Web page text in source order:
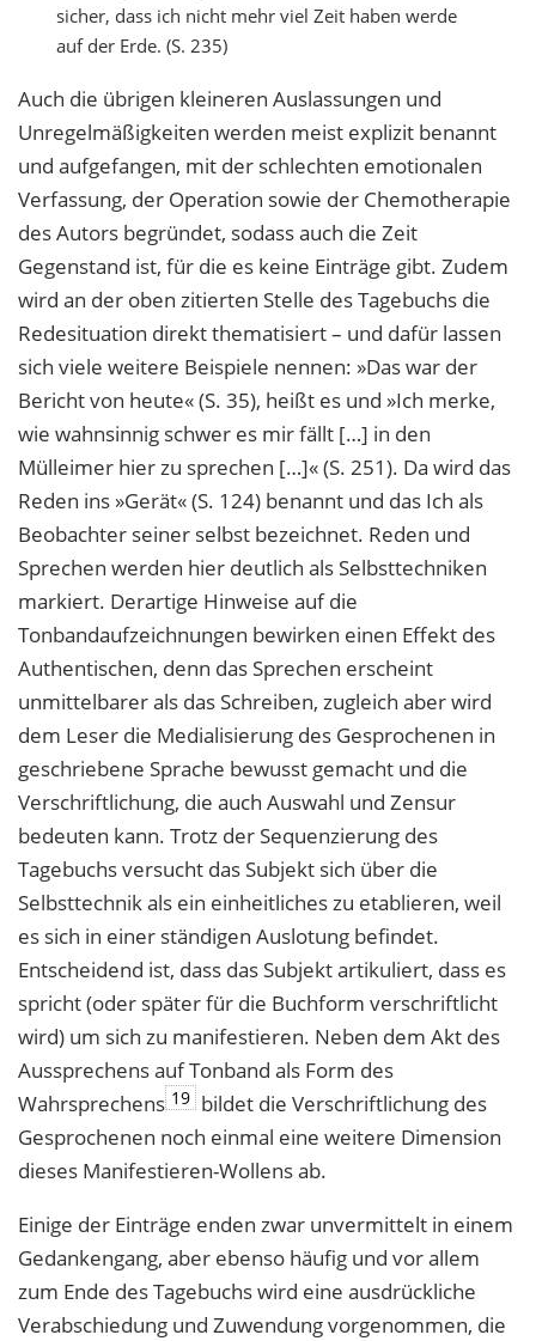
sicher, dass ich nicht mehr viel Zeit haben werde
auf der Erde. (S. 235)
Auch die übrigen kleineren Auslassungen und
Unregelmäßigkeiten werden meist explizit benannt
und aufgefangen, mit der schlechten emotionalen
Verfassung, der Operation sowie der Chemotherapie
des Autors begründet, sodass auch die Zeit
Gegenstand ist, für die es keine Einträge gibt. Zudem
wird an der oben zitierten Stelle des Tagebuchs die
Redesituation direkt thematisiert – und dafür lassen
sich viele weitere Beispiele nennen: »Das war der
Bericht von heute« (S. 35), heißt es und »Ich merke,
wie wahnsinnig schwer es mir fällt […] in den
Mülleimer hier zu sprechen […]« (S. 251). Da wird das
Reden ins »Gerät« (S. 124) benannt und das Ich als
Beobachter seiner selbst bezeichnet. Reden und
Sprechen werden hier deutlich als Selbsttechniken
markiert. Derartige Hinweise auf die
Tonbandaufzeichnungen bewirken einen Effekt des
Authentischen, denn das Sprechen erscheint
unmittelbarer als das Schreiben, zugleich aber wird
dem Leser die Medialisierung des Gesprochenen in
geschriebene Sprache bewusst gemacht und die
Verschriftlichung, die auch Auswahl und Zensur
bedeuten kann. Trotz der Sequenzierung des
Tagebuchs versucht das Subjekt sich über die
Selbsttechnik als ein einheitliches zu etablieren, weil
es sich in einer ständigen Auslotung befindet.
Entscheidend ist, dass das Subjekt artikuliert, dass es
spricht (oder später für die Buchform verschriftlicht
wird) um sich zu manifestieren. Neben dem Akt des
Aussprechens auf Tonband als Form des
Wahrsprechens 19 bildet die Verschriftlichung des
Gesprochenen noch einmal eine weitere Dimension
dieses Manifestieren-Wollens ab.
Einige der Einträge enden zwar unvermittelt in einem
Gedankengang, aber ebenso häufig und vor allem
zum Ende des Tagebuchs wird eine ausdrückliche
Verabschiedung und Zuwendung vorgenommen, die